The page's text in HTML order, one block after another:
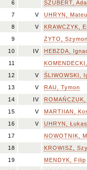
6
SZUBERT,
7
V
UHRYN,
8
V
KRAWCZYK,
9
ŻYTO,
10
IV
HEBZDA,
11
12
V
ŚLIWOWSKI,
13
V
RAU, Tymon
14
IV
15
V
MARTIIAN,
16
V
UHRYN,
17
NOWOTNIK,
18
KROWISZ,
19
MENDYK, Filip